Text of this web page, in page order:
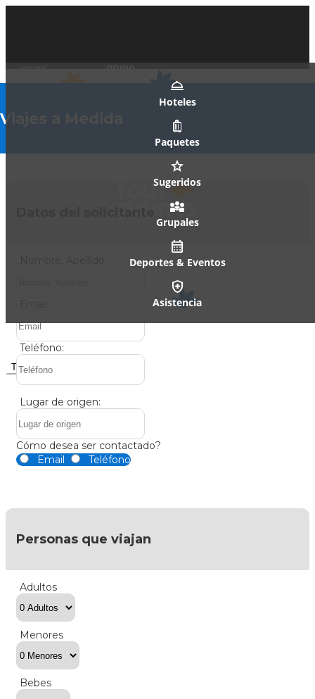
Toggle navigation
Hoteles
Paquetes
Sugeridos
Grupales
Deportes & Eventos
Asistencia
Viajes a Medida
Teléfono:
Lugar de origen:
Cómo desea ser contactado?
Email
Teléfono
Personas que viajan
Adultos
Menores
Bebes